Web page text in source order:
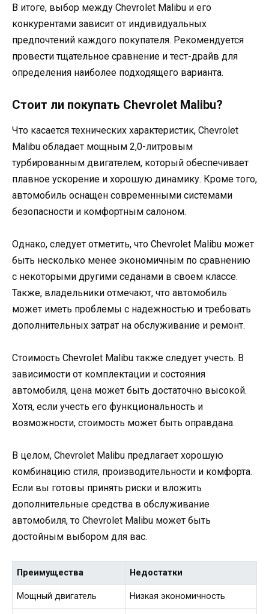
В итоге, выбор между Chevrolet Malibu и его
конкурентами зависит от индивидуальных
предпочтений каждого покупателя. Рекомендуется
провести тщательное сравнение и тест-драйв для
определения наиболее подходящего варианта.
Стоит ли покупать Chevrolet Malibu?
Что касается технических характеристик, Chevrolet
Malibu обладает мощным 2,0-литровым
турбированным двигателем, который обеспечивает
плавное ускорение и хорошую динамику. Кроме того,
автомобиль оснащен современными системами
безопасности и комфортным салоном.
Однако, следует отметить, что Chevrolet Malibu может
быть несколько менее экономичным по сравнению
с некоторыми другими седанами в своем классе.
Также, владельники отмечают, что автомобиль
может иметь проблемы с надежностью и требовать
дополнительных затрат на обслуживание и ремонт.
Стоимость Chevrolet Malibu также следует учесть. В
зависимости от комплектации и состояния
автомобиля, цена может быть достаточно высокой.
Хотя, если учесть его функциональность и
возможности, стоимость может быть оправдана.
В целом, Chevrolet Malibu предлагает хорошую
комбинацию стиля, производительности и комфорта.
Если вы готовы принять риски и вложить
дополнительные средства в обслуживание
автомобиля, то Chevrolet Malibu может быть
достойным выбором для вас.
Преимущества Недостатки
Мощный двигатель Низкая экономичность